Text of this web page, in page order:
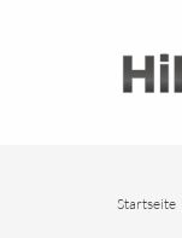
Startseite